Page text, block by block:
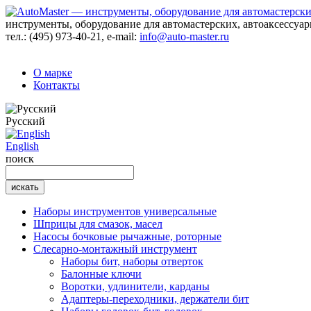
инструменты, оборудование для автомастерских,
тел.: (495) 973-40-21 , e-mail: info@auto-master.ru
О марке
Контакты
Русский
English
поиск
Наборы инструментов универсальные
Шприцы для смазок, масел
Насосы бочковые рычажные, роторные
Слесарно-монтажный инструмент
Наборы бит, наборы отверток
Балонные ключи
Воротки, удлинители, карданы
Адаптеры-переходники, держатели бит